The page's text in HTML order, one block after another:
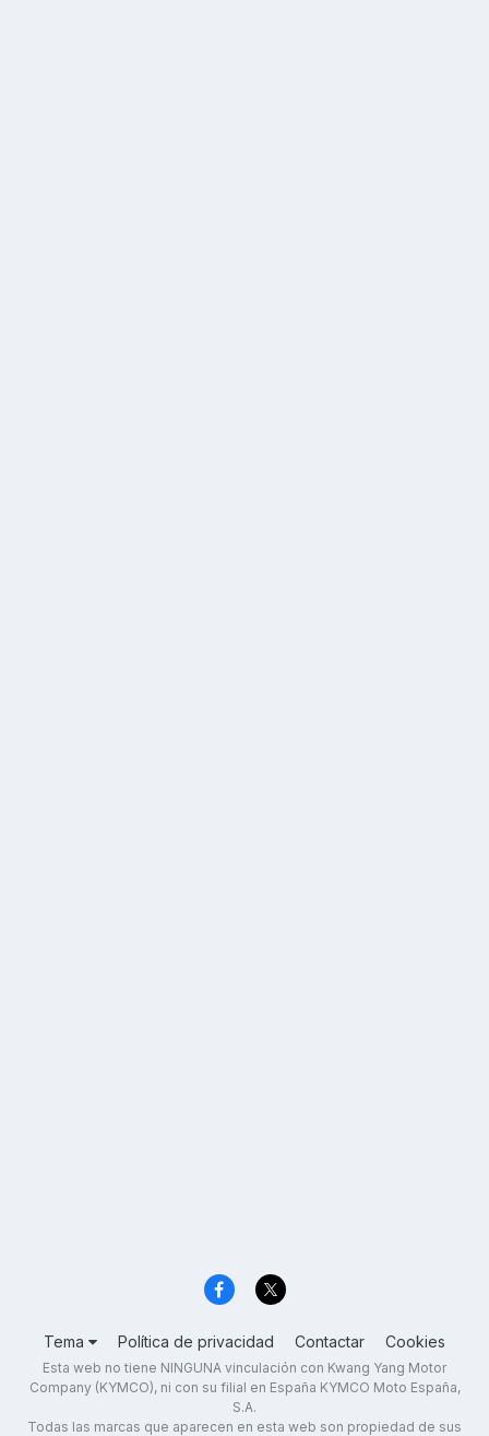
Tema Política de privacidad Contactar Cookies
Esta web no tiene NINGUNA vinculación con Kwang Yang Motor
Company (KYMCO), ni con su filial en España KYMCO Moto España,
S.A.
Todas las marcas que aparecen en esta web son propiedad de sus